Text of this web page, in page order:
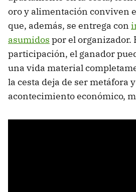
oro y alimentación conviven
que, además, se entrega con
asumidos por el organizador.
participación, el ganador
una vida material
la cesta deja de ser metáfora
acontecimiento económico,